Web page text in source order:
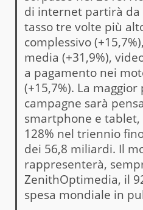
di internet partirà da
tasso tre volte più
complessivo
media (+31,9%),
a pagamento nei
(+15,7%). La
campagne sarà
smartphone e tablet,
128% nel triennio
dei 56,8 miliardi. Il
rappresenterà,
ZenithOptimedia, il
spesa mondiale in